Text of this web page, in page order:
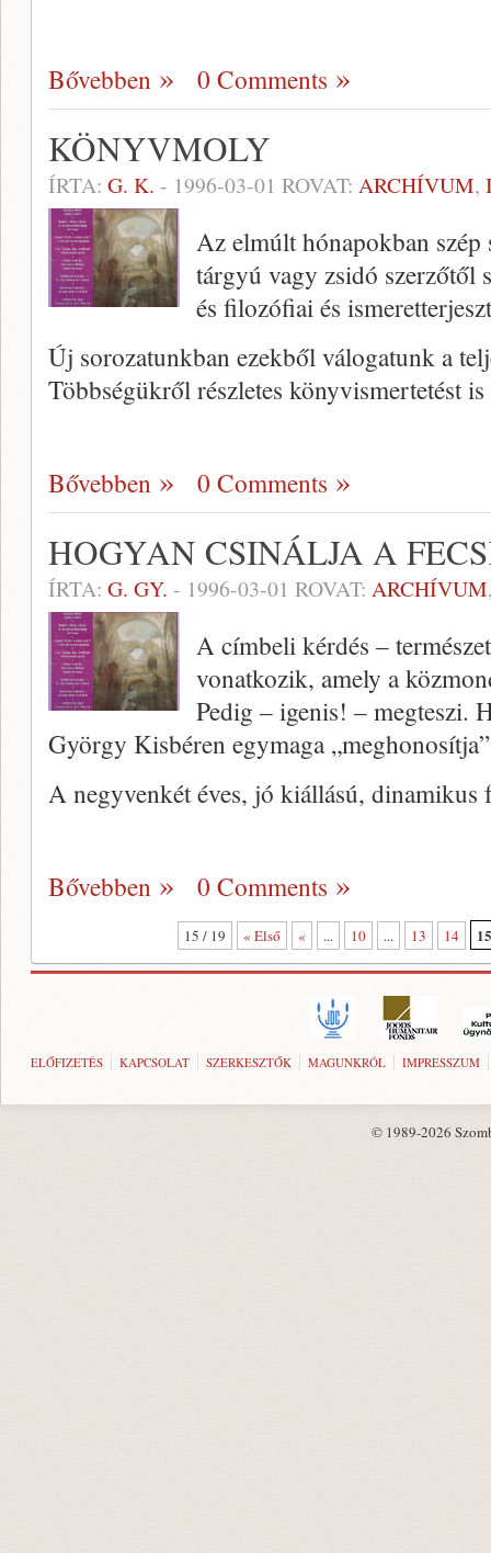
Bővebben 0 Comments
KÖNYVMOLY
ÍRTA: G. K. - 1996-03-01 ROVAT: ARCHÍVUM,
Az elmúlt hónapokban
tárgyú vagy zsidó szerzőtől
és filozófiai és
Új sorozatunkban ezekből válogatunk a
Többségükről részletes könyvismertetést is
Bővebben 0 Comments
HOGYAN CSINÁLJA A
ÍRTA: G. GY. - 1996-03-01 ROVAT: ARCHÍVUM
A címbeli kérdés –
vonatkozik, amely a
Pedig – igenis! – megteszi.
György Kisbéren egymaga
A negyvenkét éves, jó kiállású,
Bővebben 0 Comments
15 / 19 « Első « ... 10 ... 13 14 15
ELŐFIZETÉS KAPCSOLAT SZERKESZTŐK MAGUNKRÓL IMPRESSZUM
© 1989-2026